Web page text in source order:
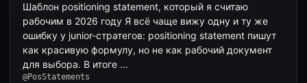
Шаблон positioning statement, который я считаю
рабочим в 2026 году Я всё чаще вижу одну и ту же
ошибку у junior-стратегов: positioning statement пишут
как красивую формулу, но не как рабочий документ
для выбора. В итоге …
@PosStatements